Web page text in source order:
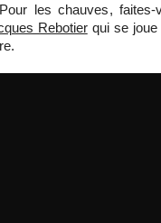
les chauves,
Rebotierqui se joue